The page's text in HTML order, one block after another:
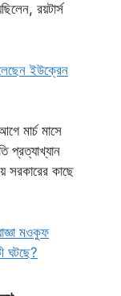
রয়টার্স
ইউক্রেন
মার্চ মাসে
প্রত্যাখ্যান
সরকারের কাছে
মওকুফ
ঘটছে?